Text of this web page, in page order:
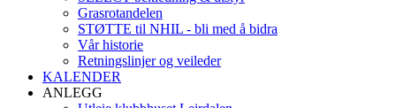
Grasrotandelen
STØTTE til NHIL - bli med å bidra
Vår historie
Retningslinjer og veileder
KALENDER
ANLEGG